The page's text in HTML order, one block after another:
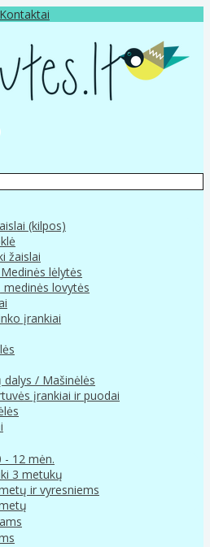
Kontaktai
(kilpos)
žaislai
lėlytės
medinės lovytės
įrankiai
dalys / Mašinėlės
įrankiai ir puodai
- 12 mėn.
3 metukų
ir vyresniems